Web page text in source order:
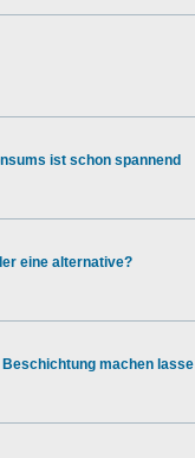
ist schon spannend
eine alternative?
machen lasse